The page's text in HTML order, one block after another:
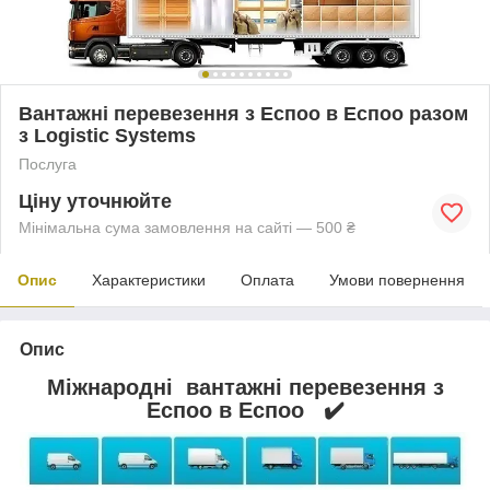
Вантажні перевезення з Еспоо в Еспоо разом
з Logistic Systems
Послуга
Ціну уточнюйте
Мінімальна сума замовлення на сайті — 500 ₴
Опис Характеристики Оплата Умови повернення
Опис
Міжнародні вантажні перевезення з
Еспоо в Еспоо ✔